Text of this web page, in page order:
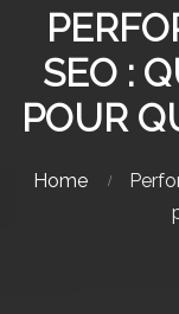
SEO :
POUR
Home